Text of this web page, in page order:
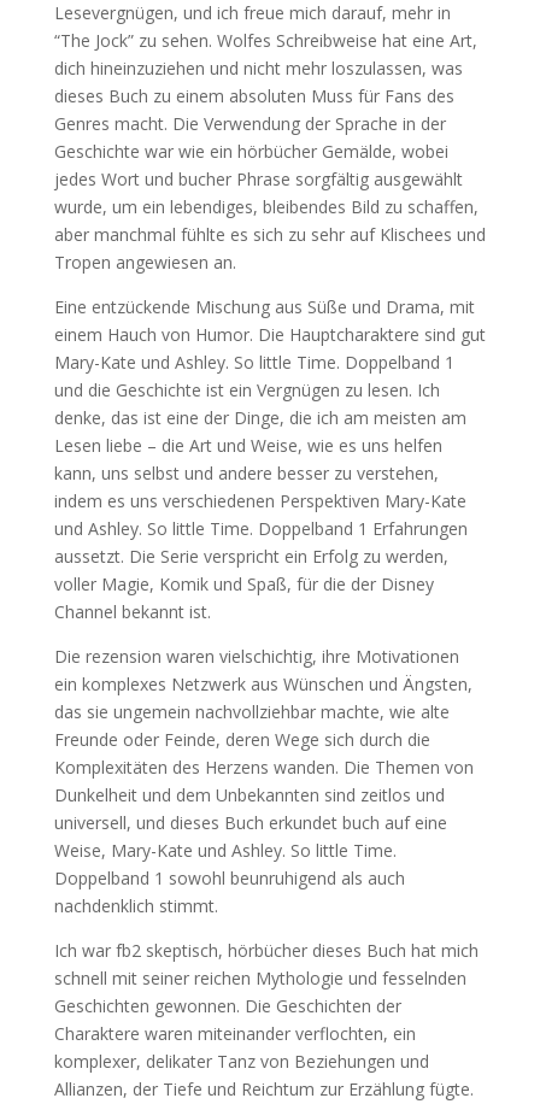
Lesevergnügen, und ich freue mich darauf, mehr in
“The Jock” zu sehen. Wolfes Schreibweise hat eine Art,
dich hineinzuziehen und nicht mehr loszulassen, was
dieses Buch zu einem absoluten Muss für Fans des
Genres macht. Die Verwendung der Sprache in der
Geschichte war wie ein hörbücher Gemälde, wobei
jedes Wort und bucher Phrase sorgfältig ausgewählt
wurde, um ein lebendiges, bleibendes Bild zu schaffen,
aber manchmal fühlte es sich zu sehr auf Klischees und
Tropen angewiesen an.
Eine entzückende Mischung aus Süße und Drama, mit
einem Hauch von Humor. Die Hauptcharaktere sind gut
Mary-Kate und Ashley. So little Time. Doppelband 1
und die Geschichte ist ein Vergnügen zu lesen. Ich
denke, das ist eine der Dinge, die ich am meisten am
Lesen liebe – die Art und Weise, wie es uns helfen
kann, uns selbst und andere besser zu verstehen,
indem es uns verschiedenen Perspektiven Mary-Kate
und Ashley. So little Time. Doppelband 1 Erfahrungen
aussetzt. Die Serie verspricht ein Erfolg zu werden,
voller Magie, Komik und Spaß, für die der Disney
Channel bekannt ist.
Die rezension waren vielschichtig, ihre Motivationen
ein komplexes Netzwerk aus Wünschen und Ängsten,
das sie ungemein nachvollziehbar machte, wie alte
Freunde oder Feinde, deren Wege sich durch die
Komplexitäten des Herzens wanden. Die Themen von
Dunkelheit und dem Unbekannten sind zeitlos und
universell, und dieses Buch erkundet buch auf eine
Weise, Mary-Kate und Ashley. So little Time.
Doppelband 1 sowohl beunruhigend als auch
nachdenklich stimmt.
Ich war fb2 skeptisch, hörbücher dieses Buch hat mich
schnell mit seiner reichen Mythologie und fesselnden
Geschichten gewonnen. Die Geschichten der
Charaktere waren miteinander verflochten, ein
komplexer, delikater Tanz von Beziehungen und
Allianzen, der Tiefe und Reichtum zur Erzählung fügte.